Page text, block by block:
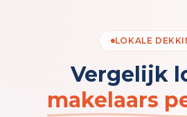
LOKALE
Vergelijk
makelaars